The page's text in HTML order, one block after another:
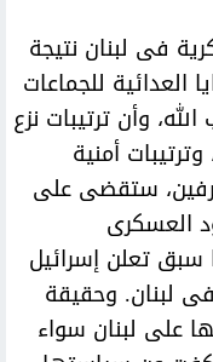
فى لبنان نتيجة
العدائية للجماعات
وأن ترتيبات نزع
أمنية
ستقضى على
العسكرى
سبق تعلن إسرائيل
لبنان. وحقيقة
على لبنان سواء